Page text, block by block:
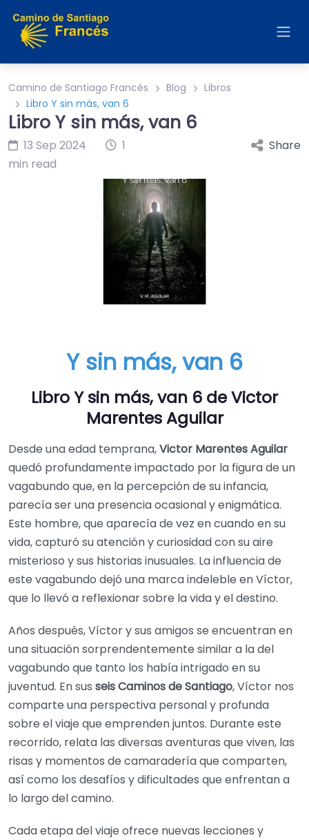
Camino de Santiago Francés Blog
Libros
Libro Y sin más, van 6
Libro Y sin más, van 6
13 Sep 2024
1
min read
Share
Y sin más, van 6
Libro Y sin más, van 6 de Victor
Marentes Aguilar
Desde una edad temprana,Victor Marentes Aguilar
quedó profundamente impactado por la figura de un
vagabundo que, en la percepción de su infancia,
parecía ser una presencia ocasional y enigmática.
Este hombre, que aparecía de vez en cuando en su
vida, capturó su atención y curiosidad con su aire
misterioso y sus historias inusuales. La influencia de
este vagabundo dejó una marca indeleble en Víctor,
que lo llevó a reflexionar sobre la vida y el destino.
Años después, Víctor y sus amigos se encuentran en
una situación sorprendentemente similar a la del
vagabundo que tanto los había intrigado en su
juventud. En sus seis Caminos de Santiago, Víctor nos
comparte una perspectiva personal y profunda
sobre el viaje que emprenden juntos. Durante este
recorrido, relata las diversas aventuras que viven, las
risas y momentos de camaradería que comparten,
así como los desafíos y dificultades que enfrentan a
lo largo del camino.
Cada etapa del viaje ofrece nuevas lecciones y